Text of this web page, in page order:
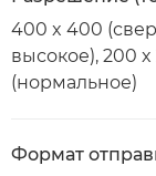
400 x 400
высокое), 200
(нормальное)
Формат